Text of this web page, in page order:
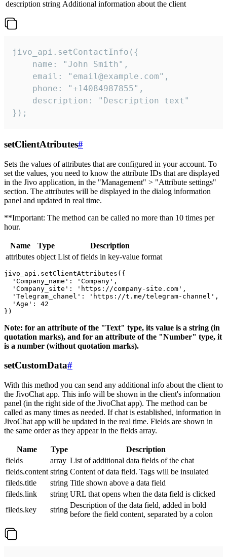
description string Additional information about the client
jivo_api.setContactInfo({
    name: "John Smith",
    email: "email@example.com",
    phone: "+14084987855",
    description: "Description text"
});
setClientAtributes#
Sets the values ​​of attributes that are configured in your account. To
set the values, you need to know the attribute IDs that are displayed
in the Jivo application, in the "Management" > "Attribute settings"
section. The attributes will be displayed in the dialog information
panel and updated in real time.
**Important: The method can be called no more than 10 times per
hour.
Name Type
Description
attributes object List of fields in key-value format
jivo_api.setClientAttributes({
  'Company_name': 'Company',
  'Company_site': 'https://company-site.com',
  'Telegram_chanel': 'https://t.me/telegram-channel',
  'Age': 42
Note: for an attribute of the "Text" type, its value is a string (in
quotation marks), and for an attribute of the "Number" type, it
is a number (without quotation marks).
setCustomData#
With this method you can send any additional info about the client to
the JivoChat app. This info will be shown in the client's information
panel (in the right side of the JivoChat app). The method can be
called as many times as needed. If chat is established, information in
JivoChat app will be updated in the real time. Fields are shown in
the same order as they appear in the fields array.
Name Type
Description
fields
array List of additional data fields of the chat
fields.content string Content of data field. Tags will be insulated
fileds.title
string Title shown above a data field
fileds.link
string URL that opens when the data field is clicked
fileds.key
string
Description of the data field, added in bold
before the field content, separated by a colon